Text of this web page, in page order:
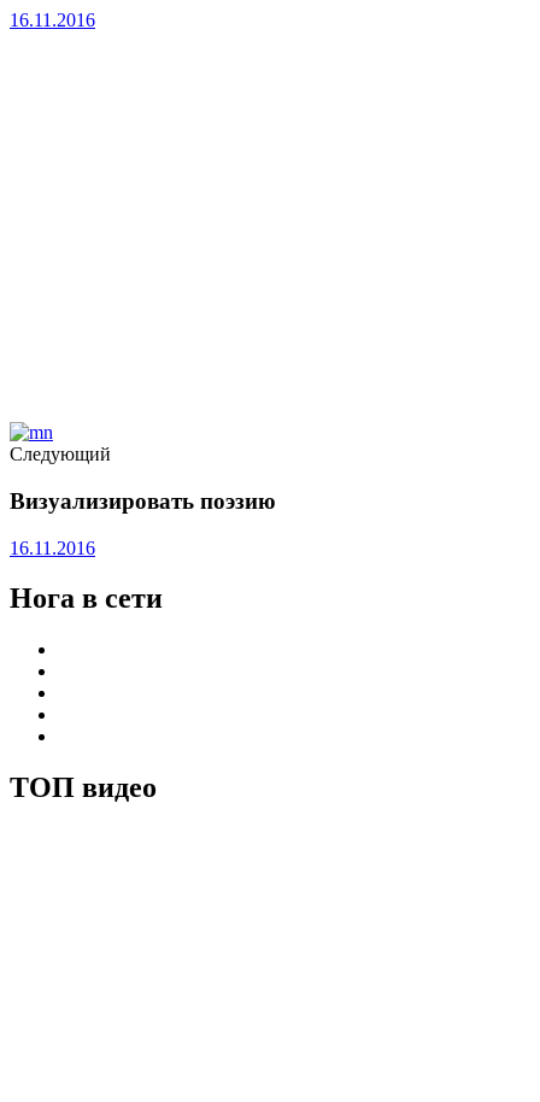
16.11.2016
Следующий
Визуализировать поэзию
16.11.2016
Нога в сети
ТОП видео